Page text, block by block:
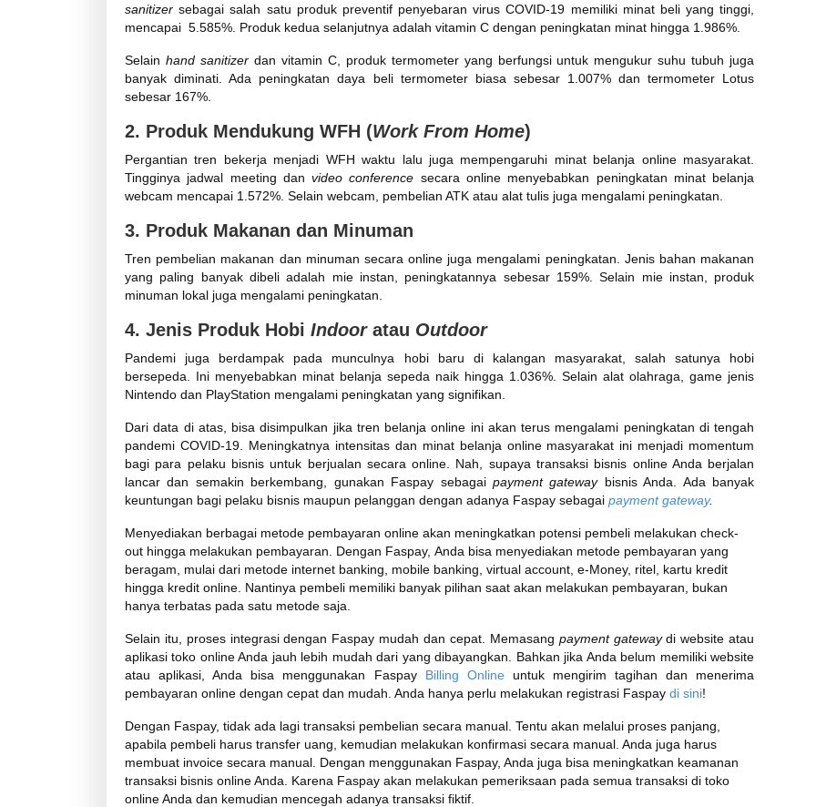
sanitizersebagai salah satu produk preventif penyebaran virus COVID-19 memiliki minat beli yang tinggi,
mencapai 5.585%. Produk kedua selanjutnya adalah vitamin C dengan peningkatan minat hingga 1.986%.
Selain hand sanitizerdan vitamin C, produk termometer yang berfungsi untuk mengukur suhu tubuh juga
banyak diminati. Ada peningkatan daya beli termometer biasa sebesar 1.007% dan termometer Lotus
sebesar 167%.
2. Produk Mendukung WFH (Work From Home)
Pergantian tren bekerja menjadi WFH waktu lalu juga mempengaruhi minat belanja online masyarakat.
Tingginya jadwal meeting danvideo conference secara online menyebabkan peningkatan minat belanja
webcam mencapai 1.572%. Selain webcam, pembelian ATK atau alat tulis juga mengalami peningkatan.
3. Produk Makanan dan Minuman
Tren pembelian makanan dan minuman secara online juga mengalami peningkatan. Jenis bahan makanan
yang paling banyak dibeli adalah mie instan, peningkatannya sebesar 159%. Selain mie instan, produk
minuman lokal juga mengalami peningkatan.
4. Jenis Produk Hobi Indoor atau Outdoor
Pandemi juga berdampak pada munculnya hobi baru di kalangan masyarakat, salah satunya hobi
bersepeda. Ini menyebabkan minat belanja sepeda naik hingga 1.036%. Selain alat olahraga, game jenis
Nintendo dan PlayStation mengalami peningkatan yang signifikan.
Dari data di atas, bisa disimpulkan jika tren belanja online ini akan terus mengalami peningkatan di tengah
pandemi COVID-19. Meningkatnya intensitas dan minat belanja online masyarakat ini menjadi momentum
bagi para pelaku bisnis untuk berjualan secara online. Nah, supaya transaksi bisnis online Anda berjalan
lancar dan semakin berkembang, gunakan Faspay sebagaipayment gateway bisnis Anda. Ada banyak
keuntungan bagi pelaku bisnis maupun pelanggan dengan adanya Faspay sebagai payment gateway.
Menyediakan berbagai metode pembayaran online akan meningkatkan potensi pembeli melakukan check-
out hingga melakukan pembayaran. Dengan Faspay, Anda bisa menyediakan metode pembayaran yang
beragam, mulai dari metode internet banking, mobile banking, virtual account, e-Money, ritel, kartu kredit
hingga kredit online. Nantinya pembeli memiliki banyak pilihan saat akan melakukan pembayaran, bukan
hanya terbatas pada satu metode saja.
Selain itu, proses integrasi dengan Faspay mudah dan cepat. Memasang payment gatewaydi website atau
aplikasi toko online Anda jauh lebih mudah dari yang dibayangkan. Bahkan jika Anda belum memiliki website
atau aplikasi, Anda bisa menggunakan Faspay Billing Online untuk mengirim tagihan dan menerima
pembayaran online dengan cepat dan mudah. Anda hanya perlu melakukan registrasi Faspay di sini!
Dengan Faspay, tidak ada lagi transaksi pembelian secara manual. Tentu akan melalui proses panjang,
apabila pembeli harus transfer uang, kemudian melakukan konfirmasi secara manual. Anda juga harus
membuat invoice secara manual. Dengan menggunakan Faspay, Anda juga bisa meningkatkan keamanan
transaksi bisnis online Anda. Karena Faspay akan melakukan pemeriksaan pada semua transaksi di toko
online Anda dan kemudian mencegah adanya transaksi fiktif.